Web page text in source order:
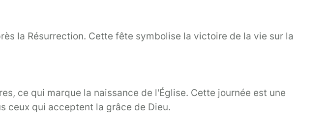
la Résurrection. Cette fête symbolise la victoire de la vie sur la
ce qui marque la naissance de l'Église. Cette journée est une
ceux qui acceptent la grâce de Dieu.